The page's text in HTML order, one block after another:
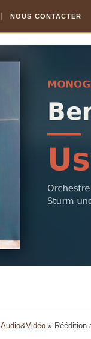
NOUS CONTACTER
Audio&Vidéo » Réédition